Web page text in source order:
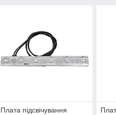
Плата підсвічування